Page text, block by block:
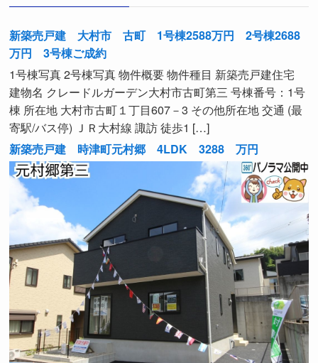
新築売戸建 大村市 古町 1号棟2588万円 2号棟2688
万円 3号棟ご成約
1号棟写真 2号棟写真 物件概要 物件種目 新築売戸建住宅
建物名 クレードルガーデン大村市古町第三 号棟番号：1号
棟 所在地 大村市古町１丁目607－3 その他所在地 交通 (最
寄駅/バス停) ＪＲ大村線 諏訪 徒歩1 […]
新築売戸建 時津町元村郷 4LDK 3288 万円